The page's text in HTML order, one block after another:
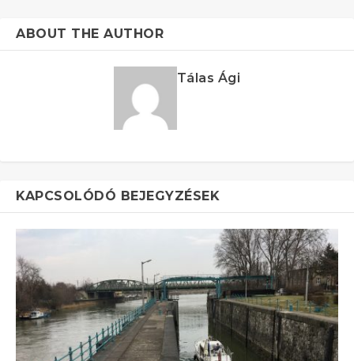
ABOUT THE AUTHOR
Tálas Ági
KAPCSOLÓDÓ BEJEGYZÉSEK